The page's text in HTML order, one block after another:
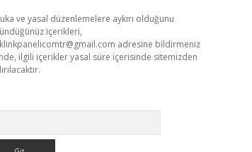
ve yasal düzenlemelere aykırı olduğunu
içerikleri,
adresine bildirmeniz
ilgili içerikler yasal süre içerisinde sitemizden